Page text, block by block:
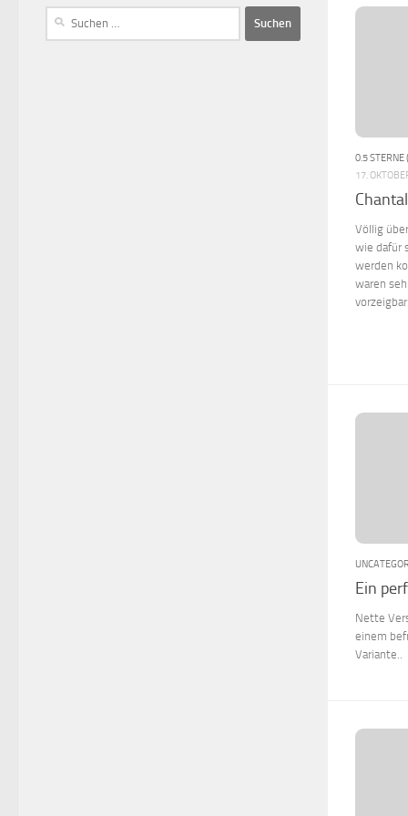
0.5 STERNE
17.
Völlig
wie dafür
werden
waren
Ein
Nette
einem
Variante..